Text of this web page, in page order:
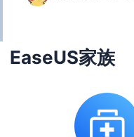
EaseUS家族